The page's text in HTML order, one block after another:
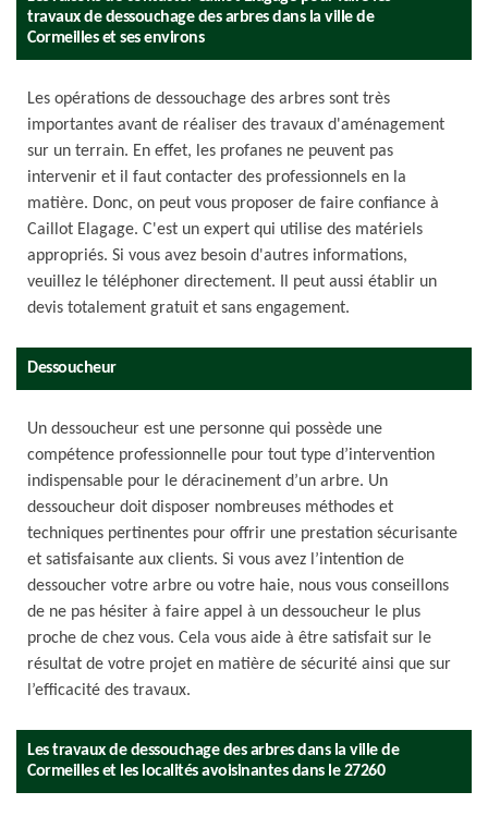
travaux de dessouchage des arbres dans la ville de
Cormeilles et ses environs
Les opérations de dessouchage des arbres sont très
importantes avant de réaliser des travaux d'aménagement
sur un terrain. En effet, les profanes ne peuvent pas
intervenir et il faut contacter des professionnels en la
matière. Donc, on peut vous proposer de faire confiance à
Caillot Elagage. C'est un expert qui utilise des matériels
appropriés. Si vous avez besoin d'autres informations,
veuillez le téléphoner directement. Il peut aussi établir un
devis totalement gratuit et sans engagement.
Dessoucheur
Un dessoucheur est une personne qui possède une
compétence professionnelle pour tout type d’intervention
indispensable pour le déracinement d’un arbre. Un
dessoucheur doit disposer nombreuses méthodes et
techniques pertinentes pour offrir une prestation sécurisante
et satisfaisante aux clients. Si vous avez l’intention de
dessoucher votre arbre ou votre haie, nous vous conseillons
de ne pas hésiter à faire appel à un dessoucheur le plus
proche de chez vous. Cela vous aide à être satisfait sur le
résultat de votre projet en matière de sécurité ainsi que sur
l’efficacité des travaux.
Les travaux de dessouchage des arbres dans la ville de
Cormeilles et les localités avoisinantes dans le 27260